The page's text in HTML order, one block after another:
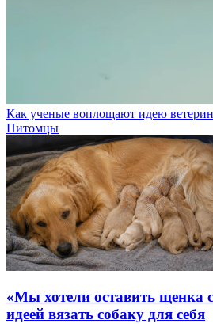
Как ученые воплощают идею
Питомцы
«Мы хотели оставить щенка
идеей вязать собаку для себя